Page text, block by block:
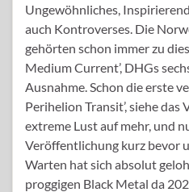
Ungewöhnliches,
auch Kontroverses. Die
gehörten schon immer zu
Medium Current’, DHGs
Ausnahme. Schon die erste
Perihelion Transit’, siehe das
extreme Lust auf mehr, und
Veröffentlichung kurz bevor
Warten hat sich absolut
proggigen Black Metal da